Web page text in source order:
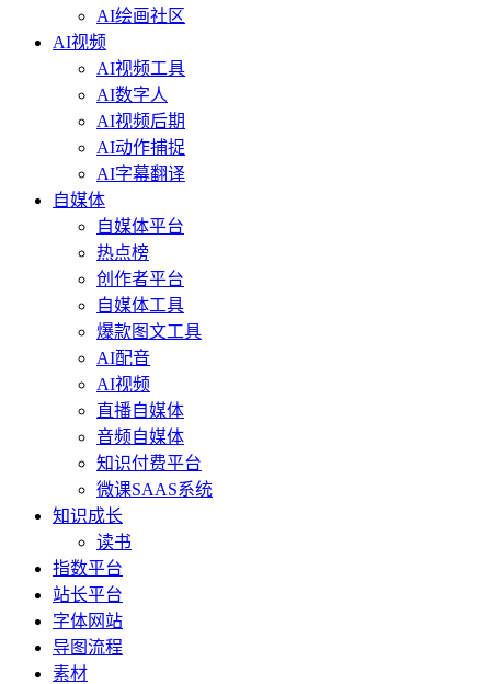
AI绘画社区
AI视频
AI视频工具
AI数字人
AI视频后期
AI动作捕捉
AI字幕翻译
自媒体
自媒体平台
热点榜
创作者平台
自媒体工具
爆款图文工具
AI配音
AI视频
直播自媒体
音频自媒体
知识付费平台
微课SAAS系统
知识成长
读书
指数平台
站长平台
字体网站
导图流程
素材